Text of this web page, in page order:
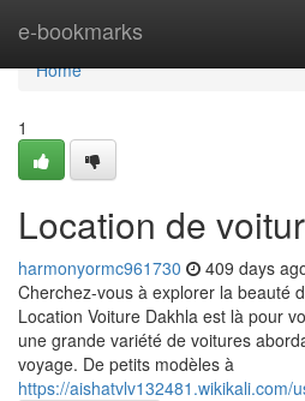
e-bookmarks
Home
Home
1
Location de
harmonyormc961730 409 days
Cherchez-vous à explorer la beauté
Location Voiture Dakhla est là pour
une grande variété de voitures
voyage. De petits modèles à
https://aishatvlv132481.wikikali.com/